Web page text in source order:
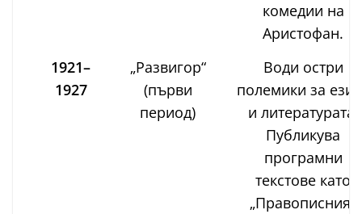
комедии на
Аристофан.
1921–
1927
„Развигор“
(първи
период)
Води остри
полемики за
и литературата.
Публикува
програмни
текстове като
„Правописният